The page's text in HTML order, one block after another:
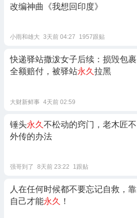
改编神曲《我想回印度》
小雨和雄大 3天前 04:27 1957跟贴
快递驿站撒泼女子后续：损毁包裹
全额赔付，被驿站永久拉黑
大财新鲜事 4天前 02:59
锤头永久不松动的窍门，老木匠不
外传的办法
强哥到了 8天前 23:22 1跟贴
人在任何时候都不要忘记自救，靠
自己才能永久 ！